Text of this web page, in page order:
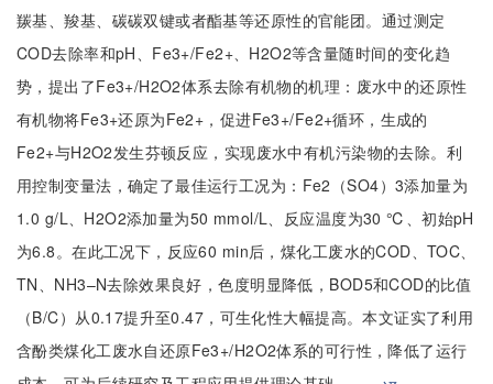
羰基、羧基、碳碳双键或者酯基等还原性的官能团。通过测定
COD去除率和pH、Fe3+/Fe2+、H2O2等含量随时间的变化趋
势，提出了Fe3+/H2O2体系去除有机物的机理：废水中的还原性
有机物将Fe3+还原为Fe2+，促进Fe3+/Fe2+循环，生成的
Fe2+与H2O2发生芬顿反应，实现废水中有机污染物的去除。利
用控制变量法，确定了最佳运行工况为：Fe2（SO4）3添加量为
1.0 g/L、H2O2添加量为50 mmol/L、反应温度为30 ℃、初始pH
为6.8。在此工况下，反应60 min后，煤化工废水的COD、TOC、
TN、NH3–N去除效果良好，色度明显降低，BOD5和COD的比值
（B/C）从0.17提升至0.47，可生化性大幅提高。本文证实了利用
含酚类煤化工废水自还原Fe3+/H2O2体系的可行性，降低了运行